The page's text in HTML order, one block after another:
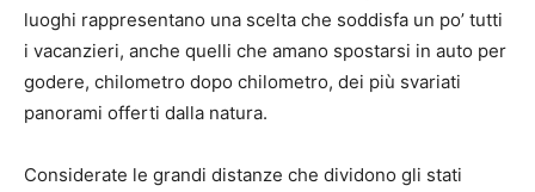
luoghi rappresentano una scelta che soddisfa un po’ tutti
i vacanzieri, anche quelli che amano spostarsi in auto per
godere, chilometro dopo chilometro, dei più svariati
panorami offerti dalla natura.
Considerate le grandi distanze che dividono gli stati